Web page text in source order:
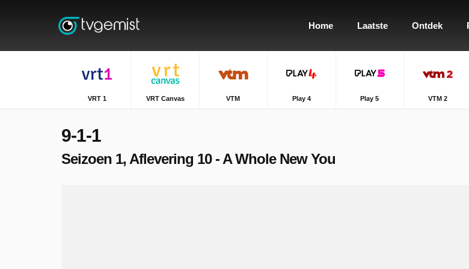
Home Laatste Ontdek
VRT 1 VRT Canvas VTM Play 4 Play 5 VTM 2
9-1-1
Seizoen 1, Aflevering 10 - A Whole New You